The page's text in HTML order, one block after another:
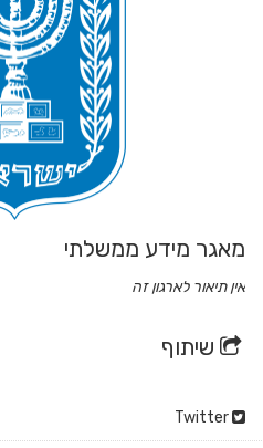
מאגר מידע ממשלתי
אין תיאור לארגון זה
שיתוף